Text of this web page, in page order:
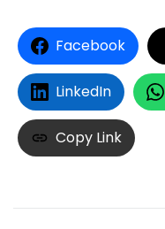
Facebook
LinkedIn
Copy Link